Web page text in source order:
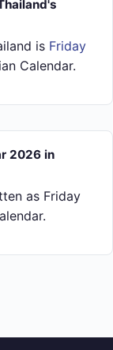
is Friday
Calendar.
2026 in
as Friday